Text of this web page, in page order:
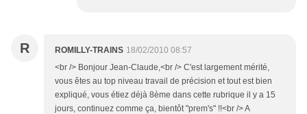
R ROMILLY-TRAINS 18/02/2010 08:57
<br /> Bonjour Jean-Claude,<br /> C'est largement mérité,
vous êtes au top niveau travail de précision et tout est bien
expliqué, vous étiez déjà 8ème dans cette rubrique il y a 15
jours, continuez comme ça, bientôt "prem's" !!<br /> A